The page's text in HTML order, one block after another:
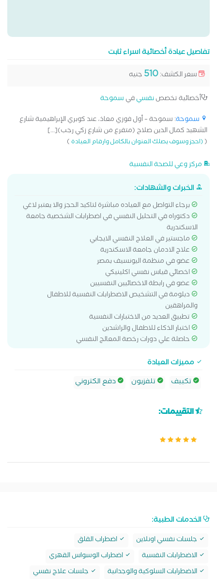
تفاصيل عيادة أخصائية اسراء ثابت
سعر الكشف:510 جنيه
أخصائية تخصصنفسيفي سموحة
سموحة: سموحة – أول فوزي معاذ، عند كوبري الإبراهيمية شارع
الشهيد كمال الدين صلاح (متفرع من شارع زكي رجب)[...]
((احجز وسوف يصلك العنوان بالكامل وارقام العيادة)
مركز وعي للصحة النفسية
الخبرات والشهادات:
برجاء التواصل مع العياده مباشرة لتاكيد الحجز والا يعتبر لاغي
دكتوراه في التحليل النفسي في اضطرابات الشخصية جامعة
الاسكندرية
ماجستير في العلاج النفسي الايجابي
علاج الادمان جامعة الاسكندرية
عضو في منظمة اليونسيف بمصر
اخصائي قياس نفسي اكلينيكي
عضو في رابطة الاخصائيين النفسيين
دبلومة في التشخيص الاضطرابات النفسية للاطفال
والمراهقين
تطبيق العديد من الاختبارات النفسية
اختبار الذكاء للاطفال والراشدين
حاصلة علي دورات رخصة المعالج النفسي
مميزات العيادة
تكييف
تلفزيون دفع الكتروني
التقييمات:
الخدمات الطبية:
جلسات نفسي اونلاين
اضطراب القلق
الاضطرابات النفسية
اضطراب الوسواس القهري
الاضطرابات السلوكية والوجدانية
جلسات علاج نفسي